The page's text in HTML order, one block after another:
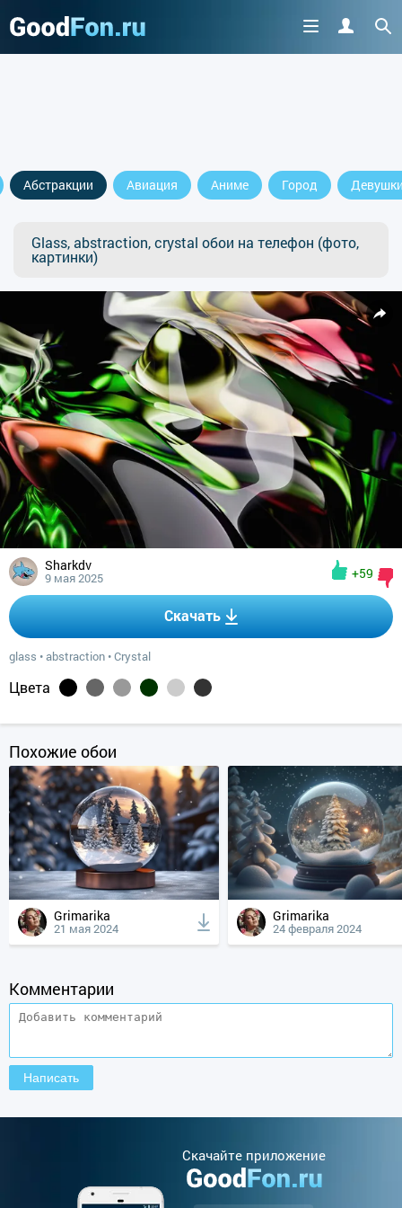
Абстракции Авиация Аниме Город
Glass, abstraction, crystal обои на телефон (фото,
картинки)
Sharkdv
9 мая 2025 +59
Скачать
glass •abstraction •Crystal
Цвета
Похожие обои
Grimarika
21 мая 2024
Grimarika
24 февраля 2024
Комментарии
Cкачайте приложение